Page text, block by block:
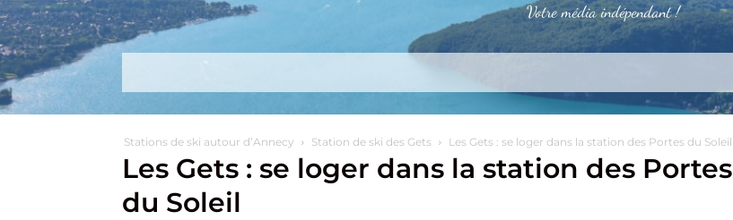
Votre média indépendant !
Stations de ski autour d’Annecy Station de ski des Gets Les Gets : se loger dans la station des Portes du Soleil
Les Gets : se loger dans la station des Portes
du Soleil